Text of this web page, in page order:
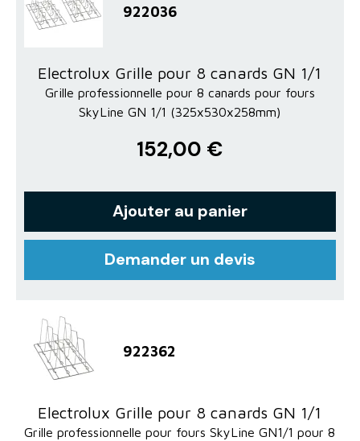
922036
Electrolux Grille pour 8 canards GN 1/1
Grille professionnelle pour 8 canards pour fours
SkyLine GN 1/1 (325x530x258mm)
152,00 €
Ajouter au panier
Demander un devis
922362
Electrolux Grille pour 8 canards GN 1/1
Grille professionnelle pour fours SkyLine GN1/1 pour 8